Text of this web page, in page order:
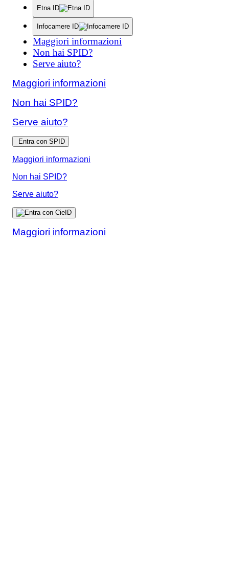
Etna ID
Infocamere ID
Maggiori informazioni
Non hai SPID?
Serve aiuto?
Maggiori informazioni
Non hai SPID?
Serve aiuto?
Entra con SPID
Maggiori informazioni
Non hai SPID?
Serve aiuto?
Maggiori informazioni